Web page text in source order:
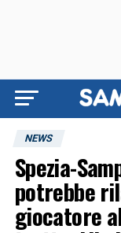
NEWS
Spezia-
potrebbe
giocatore